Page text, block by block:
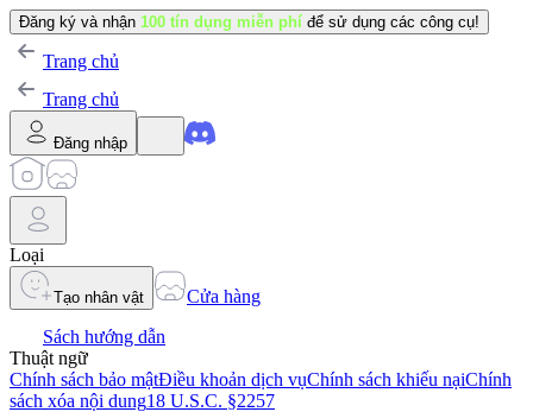
Đăng ký và nhận 100 tín dụng miễn phí để sử dụng các công cụ!
Trang chủ
Trang chủ
Đăng nhập
Loại
Tạo nhân vật
Cửa hàng
Sách hướng dẫn
Thuật ngữ
Chính sách bảo mậtĐiều khoản dịch vụChính sách khiếu nạiChính
sách xóa nội dung18 U.S.C. §2257